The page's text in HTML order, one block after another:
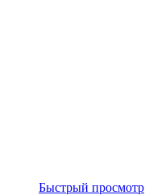
Быстрый просмотр